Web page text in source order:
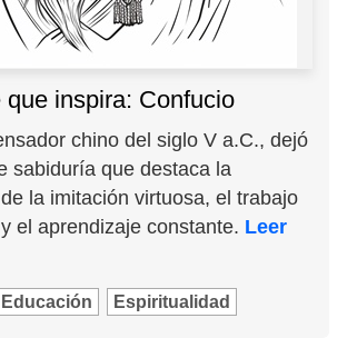
que inspira: Confucio
chino del siglo V a.C., dejó
sabiduría que destaca la
la imitación virtuosa, el trabajo
el aprendizaje constante. Leer
Educación Espiritualidad